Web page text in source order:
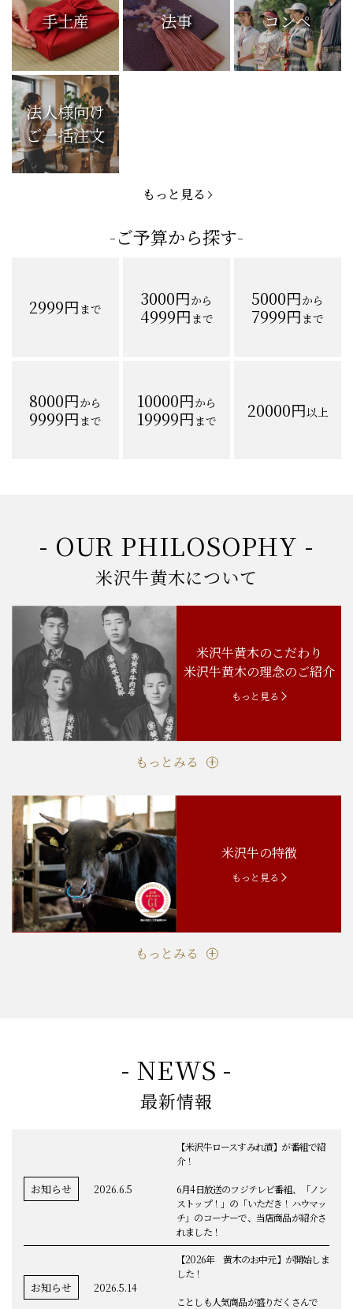
手土産 法事 コンペ
法人様向け
ご一括注文
3000円から 5000円から
8000円から 10000円から
- OUR PHILOSOPHY -
米沢牛黄木のこだわり
米沢牛黄木の理念のご紹介
米沢牛の特徴
- NEWS -
【米沢牛ロースすみれ漬】が番組で紹
6月4日放送のフジテレビ番組、「ノン
ストップ！」の「いただき！ハウマッ
チ」のコーナーで、当店商品が紹介さ
れました！
【2026年 黄木のお中元】が開始しま